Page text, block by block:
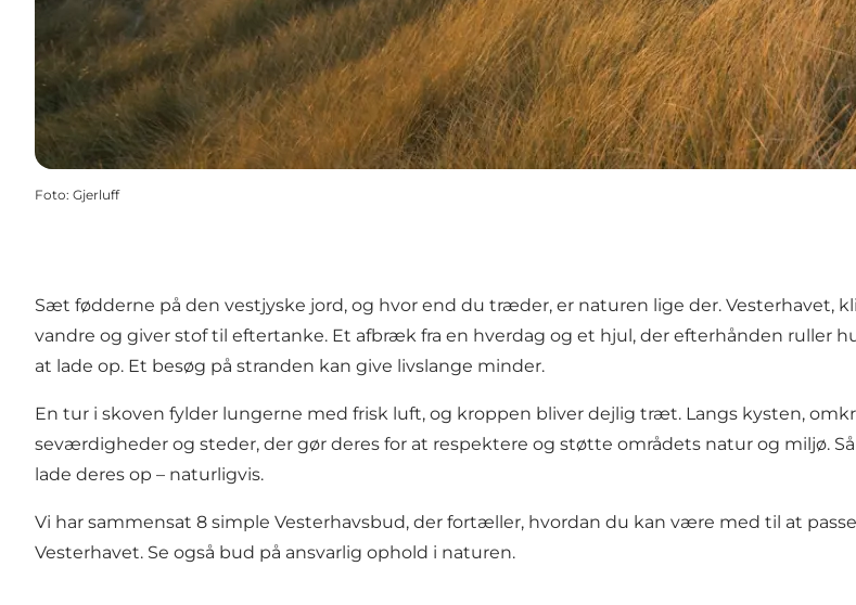
Foto: Gjerluff
Sæt fødderne på den vestjyske jord, og hvor end du træder, er naturen lige der. Vesterhavet,
vandre og giver stof til eftertanke. Et afbræk fra en hverdag og et hjul, der efterhånden ruller
at lade op. Et besøg på stranden kan give livslange minder.
En tur i skoven fylder lungerne med frisk luft, og kroppen bliver dejlig træt. Langs kysten,
seværdigheder og steder, der gør deres for at respektere og støtte områdets natur og miljø.
lade deres op – naturligvis.
Vi har sammensat 8 simple Vesterhavsbud, der fortæller, hvordan du kan være med til at
Vesterhavet. Se også bud på ansvarlig ophold i naturen.